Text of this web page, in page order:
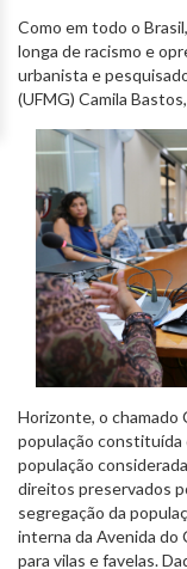
Como em todo o
longa de racismo e
urbanista e
(UFMG) Camila
Horizonte, o chamado
população constituída
população
direitos preservados
segregação da
interna da Avenida do
para vilas e favelas.